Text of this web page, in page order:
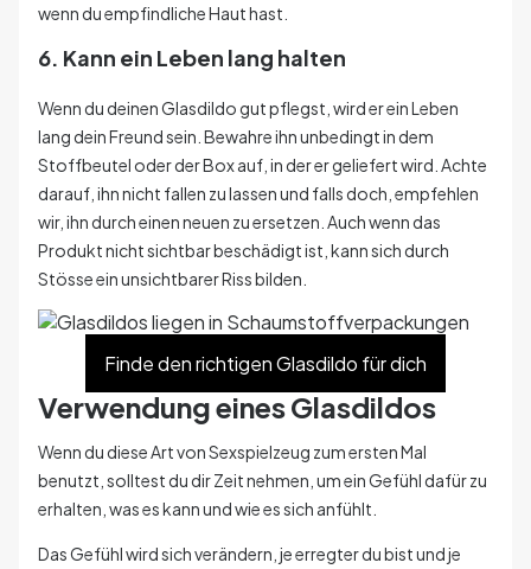
wenn du empfindliche Haut hast.
6. Kann ein Leben lang halten
Wenn du deinen Glasdildo gut pflegst, wird er ein Leben
lang dein Freund sein. Bewahre ihn unbedingt in dem
Stoffbeutel oder der Box auf, in der er geliefert wird. Achte
darauf, ihn nicht fallen zu lassen und falls doch, empfehlen
wir, ihn durch einen neuen zu ersetzen. Auch wenn das
Produkt nicht sichtbar beschädigt ist, kann sich durch
Stösse ein unsichtbarer Riss bilden.
Finde den richtigen Glasdildo für dich
Verwendung eines Glasdildos
Wenn du diese Art von Sexspielzeug zum ersten Mal
benutzt, solltest du dir Zeit nehmen, um ein Gefühl dafür zu
erhalten, was es kann und wie es sich anfühlt.
Das Gefühl wird sich verändern, je erregter du bist und je